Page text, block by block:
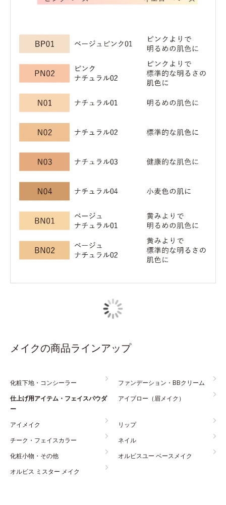
メイクの商品ラインアップ
化粧下地・コンシーラー
ファンデーション・BBクリーム
仕上げ用アイテム・フェイスパウダ
ー
アイブロー（眉メイク）
アイメイク
リップ
チーク・フェイスカラー
ネイル
化粧小物・その他
オルビスユー ベースメイク
オルビス ミスター メイク